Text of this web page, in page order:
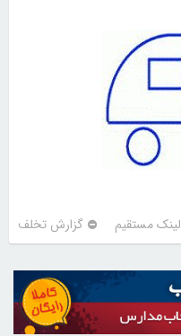
لینک مستقیم گزارش تخلف